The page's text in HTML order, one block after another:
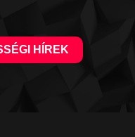
HÍREK